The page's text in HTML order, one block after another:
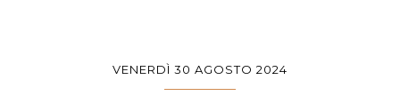
VENERDÌ 30 AGOSTO 2024